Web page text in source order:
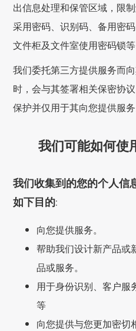
出信息处理和保管区域，限
采用密码、识别码、备用密
文件柜及文件室使用密码锁等
我们委托第三方提供服务而
时，会与其签署相关保密协
保护并仅用于其向您提供服务
我们可能如何使
我们收集到的您的个人信
如下目的:
向您提供服务。
帮助我们设计新产品或
品或服务。
用于身份识别、客户服
等
向您提供与您更加密切